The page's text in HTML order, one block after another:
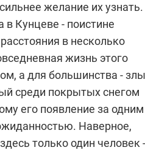
желание их узнать.
Кунцеве - поистине
в несколько
жизнь этого
а для большинства -
среди покрытых снегом
его появление за
Наверное,
только один человек -